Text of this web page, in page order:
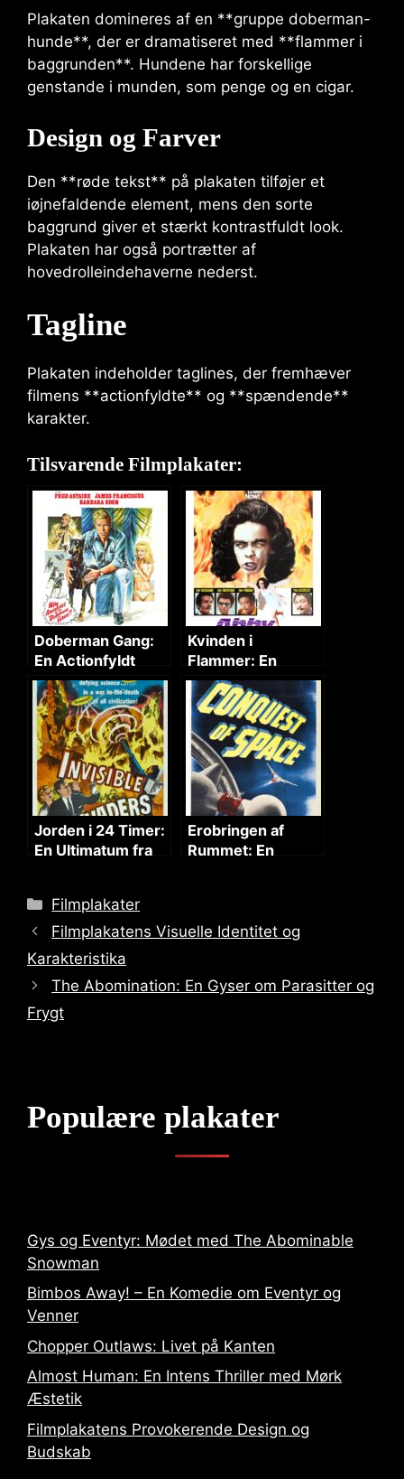
Plakaten domineres af en **gruppe doberman-
hunde**, der er dramatiseret med **flammer i
baggrunden**. Hundene har forskellige
genstande i munden, som penge og en cigar.
Design og Farver
Den **røde tekst** på plakaten tilføjer et
iøjnefaldende element, mens den sorte
baggrund giver et stærkt kontrastfuldt look.
Plakaten har også portrætter af
hovedrolleindehaverne nederst.
Tagline
Plakaten indeholder taglines, der fremhæver
filmens **actionfyldte** og **spændende**
karakter.
Tilsvarende Filmplakater:
Doberman Gang:
En Actionfyldt
Komedie med
Livlige Visuelle
Elementer
Kvinden i
Flammer: En
Besættelse af
Djævelen
Jorden i 24 Timer:
En Ultimatum fra
Erobringen af
Rummet: En
Categories
Filmplakater
Filmplakatens Visuelle Identitet og
Karakteristika
The Abomination: En Gyser om Parasitter og
Frygt
Populære plakater
Gys og Eventyr: Mødet med The Abominable
Snowman
Bimbos Away! – En Komedie om Eventyr og
Venner
Chopper Outlaws: Livet på Kanten
Almost Human: En Intens Thriller med Mørk
Æstetik
Filmplakatens Provokerende Design og
Budskab